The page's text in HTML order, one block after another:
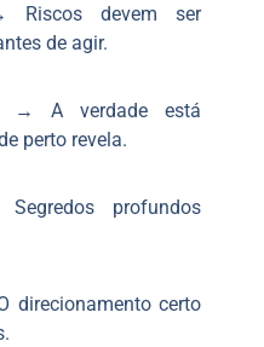
Riscos devem ser
de agir.
→ A verdade está
perto revela.
profundos
direcionamento certo